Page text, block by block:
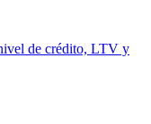
de crédito, LTV y